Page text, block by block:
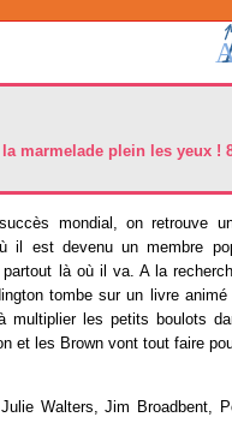
marmelade plein les yeux !
mondial, on retrouve
il est devenu un membre
là où il va. A la
tombe sur un livre animé
multiplier les petits boulots
et les Brown vont tout faire
Walters, Jim Broadbent,